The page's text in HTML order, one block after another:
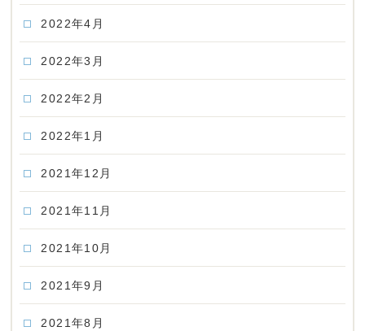
2022年4月
2022年3月
2022年2月
2022年1月
2021年12月
2021年11月
2021年10月
2021年9月
2021年8月